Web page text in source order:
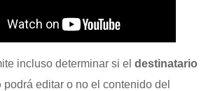
incluso determinar si eldestinatario
podrá editar o no el contenido del